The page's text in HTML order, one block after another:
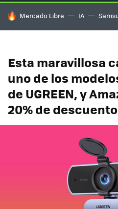
HOY SE HABLA DE
Mercado Libre IA
Esta maravillosa
uno de los
de UGREEN, y
20% de descuento